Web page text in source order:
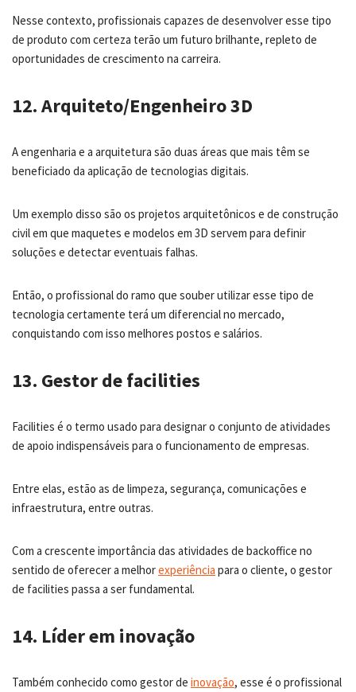
Nesse contexto, profissionais capazes de desenvolver esse tipo
de produto com certeza terão um futuro brilhante, repleto de
oportunidades de crescimento na carreira.
12. Arquiteto/Engenheiro 3D
A engenharia e a arquitetura são duas áreas que mais têm se
beneficiado da aplicação de tecnologias digitais.
Um exemplo disso são os projetos arquitetônicos e de construção
civil em que maquetes e modelos em 3D servem para definir
soluções e detectar eventuais falhas.
Então, o profissional do ramo que souber utilizar esse tipo de
tecnologia certamente terá um diferencial no mercado,
conquistando com isso melhores postos e salários.
13. Gestor de facilities
Facilities é o termo usado para designar o conjunto de atividades
de apoio indispensáveis para o funcionamento de empresas.
Entre elas, estão as de limpeza, segurança, comunicações e
infraestrutura, entre outras.
Com a crescente importância das atividades de backoffice no
sentido de oferecer a melhorexperiência para o cliente, o gestor
de facilities passa a ser fundamental.
14. Líder em inovação
Também conhecido como gestor de inovação, esse é o profissional